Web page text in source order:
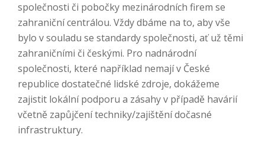
společnosti či pobočky mezinárodních firem se
zahraniční centrálou. Vždy dbáme na to, aby vše
bylo v souladu se standardy společnosti, ať už těmi
zahraničními či českými. Pro nadnárodní
společnosti, které například nemají v České
republice dostatečné lidské zdroje, dokážeme
zajistit lokální podporu a zásahy v případě havárií
včetně zapůjčení techniky/zajištění dočasné
infrastruktury.